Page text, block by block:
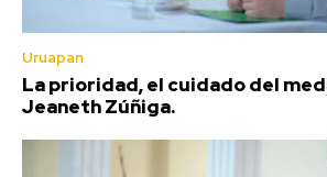
Uruapan
La prioridad, el cuidado del
Jeaneth Zúñiga.